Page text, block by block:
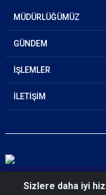
MÜDÜRLÜĞÜMÜZ
GÜNDEM
İŞLEMLER
İLETİŞİM
© 2026 İstanbul
Sizlere daha iyi